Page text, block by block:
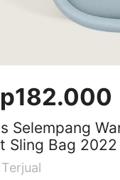
Selempang
Sling Bag 2022
+ Paperbag
Terjual